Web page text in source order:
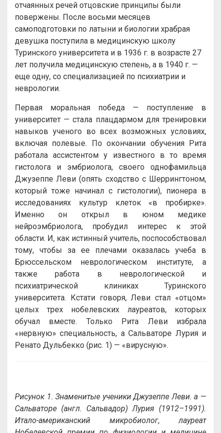
отчаянных речей отцовские принципы были
повержены. После восьми месяцев
самоподготовки по латыни и биологии храбрая
девушка поступила в медицинскую школу
Туринского университета и в 1936 г. в возрасте 27
лет получила медицинскую степень, а в 1940 г. —
еще одну, со специализацией по психиатрии и
неврологии.
Первая моральная победа — поступление в
университет — стала плацдармом для тренировки
навыков ученого во всех возможных условиях,
включая полевые. По окончании обучения Рита
работала ассистентом у известного в то время
гистолога и эмбриолога, своего однофамильца
Джузеппе Леви (опять сходство с Шеррингтоном,
который тоже начинал с гистологии), пионера в
исследованиях культур клеток «в пробирке».
Именно он открыл в юном медике
нейроэмбриолога, пробудил интерес к этой
области. И, как истинный учитель, поспособствовал
тому, чтобы за ее плечами оказалась учеба в
Брюссельском неврологическом институте, а
также работа в неврологической и
психиатрической клиниках Туринского
университета. Кстати говоря, Леви стал «отцом»
целых трех нобелевских лауреатов, которых
обучал вместе. Только Рита Леви избрала
«нервную» специальность, а Сальваторе Лурия и
Ренато Дульбекко (рис. 1) — «вирусную».
Рисунок 1. Знаменитые ученики Джузеппе Леви. а —
Сальваторе (англ. Сальвадор) Лурия (1912–1991).
Итало-американский микробиолог, лауреат